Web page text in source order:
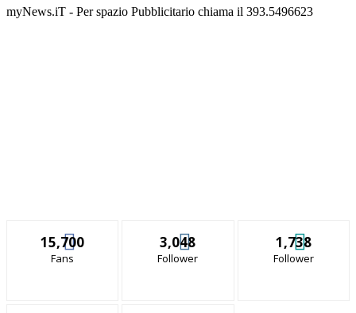
myNews.iT - Per spazio Pubblicitario chiama il 393.5496623
15,700
Fans
3,048
Follower
1,738
Follower